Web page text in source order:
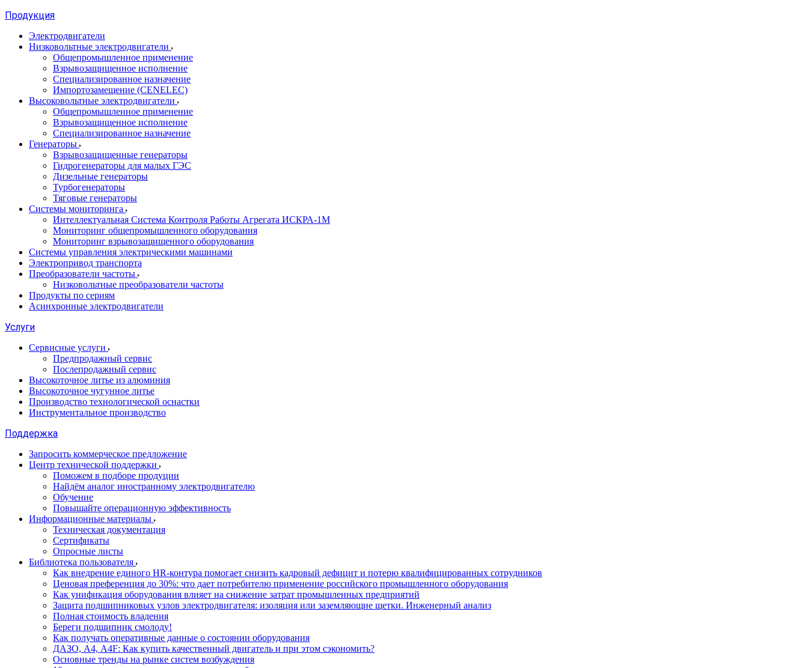
Продукция
Электродвигатели
Низковольтные электродвигатели
Общепромышленное применение
Взрывозащищенное исполнение
Специализированное назначение
Импортозамещение (CENELEC)
Высоковольтные электродвигатели
Общепромышленное применение
Взрывозащищенное исполнение
Специализированное назначение
Генераторы
Взрывозащищенные генераторы
Гидрогенераторы для малых ГЭС
Дизельные генераторы
Турбогенераторы
Тяговые генераторы
Системы мониторинга
Интеллектуальная Система Контроля Работы Агрегата ИСКРА-1М
Мониторинг общепромышленного оборудования
Мониторинг взрывозащищенного оборудования
Системы управления электрическими машинами
Электропривод транспорта
Преобразователи частоты
Низковольтные преобразователи частоты
Продукты по сериям
Асинхронные электродвигатели
Услуги
Сервисные услуги
Предпродажный сервис
Послепродажный сервис
Высокоточное литье из алюминия
Высокоточное чугунное литье
Производство технологической оснастки
Инструментальное производство
Поддержка
Запросить коммерческое предложение
Центр технической поддержки
Поможем в подборе продуции
Найдём аналог иностранному электродвигателю
Обучение
Повышайте операционную эффективность
Информационные материалы
Техническая документация
Сертификаты
Опросные листы
Библиотека пользователя
Как внедрение единого HR-контура помогает снизить кадровый дефицит и потерю квалифицированных сотрудников
Ценовая преференция до 30%: что дает потребителю применение российского промышленного оборудования
Как унификация оборудования влияет на снижение затрат промышленных предприятий
Защита подшипниковых узлов электродвигателя: изоляция или заземляющие щетки. Инженерный анализ
Полная стоимость владения
Береги подшипник смолоду!
Как получать оперативные данные о состоянии оборудования
ДАЗО, А4, А4F: Как купить качественный двигатель и при этом сэкономить?
Основные тренды на рынке систем возбуждения